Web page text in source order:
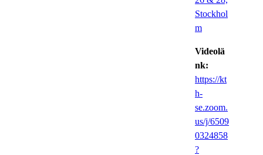
Stockhol
m
Videolä
nk:
https://kt
h-
se.zoom.
us/j/6509
0324858
?